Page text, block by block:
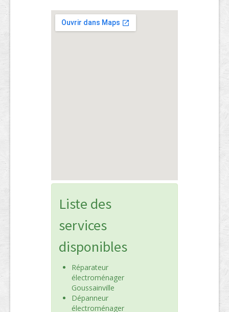
Liste des
services
disponibles
Réparateur
électroménager
Goussainville
Dépanneur
électroménager